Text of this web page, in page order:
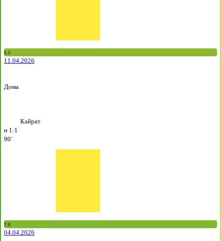
6.5
11.04.2026
Дома
Кайрат
н 1:1
90`
7.0
04.04.2026